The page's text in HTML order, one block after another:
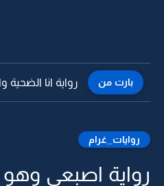
بارت من رواية انا الضحية
روايات_غرام
رواية اصبعي